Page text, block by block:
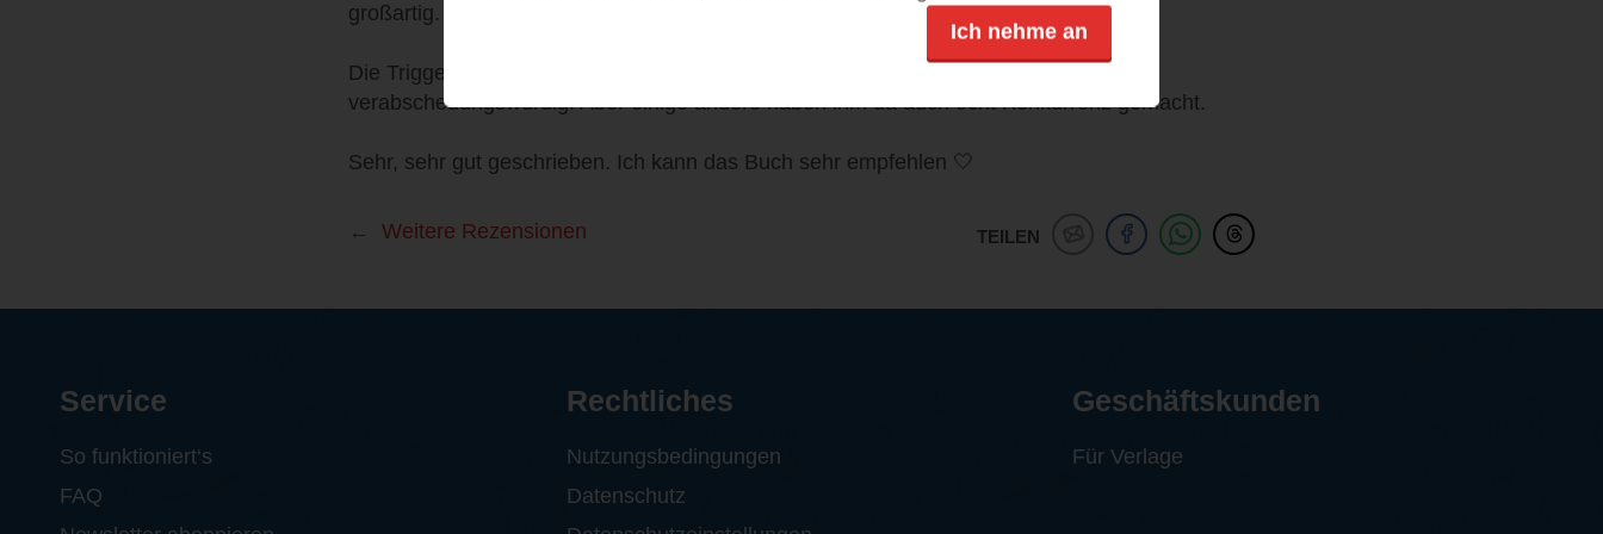
großartig.
Die Triggerwarnung zu Beginn ist ernst zunehmen. Besonders Burke war so
verabscheuungswürdig. Aber einige andere haben ihm da auch echt Konkurrenz gemacht.
Sehr, sehr gut geschrieben. Ich kann das Buch sehr empfehlen 🤍
TEILEN
Weitere Rezensionen
Ich nehme an
Service
So funktioniert‘s
FAQ
Rechtliches
Nutzungsbedingungen
Datenschutz
Geschäftskunden
Für Verlage